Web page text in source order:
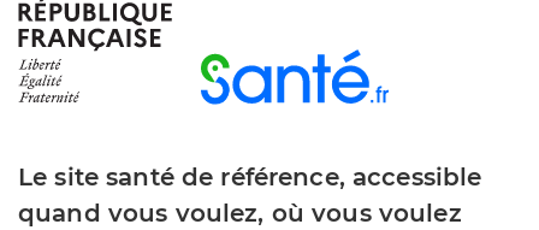
Le site santé de référence, accessible
quand vous voulez, où vous voulez